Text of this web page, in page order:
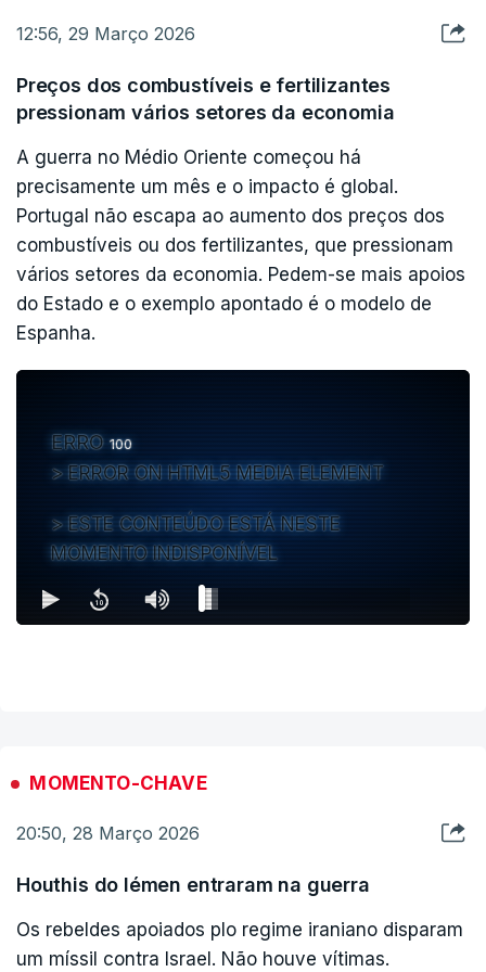
12:56, 29 Março 2026
Preços dos combustíveis e fertilizantes
pressionam vários setores da economia
A guerra no Médio Oriente começou há
precisamente um mês e o impacto é global.
Portugal não escapa ao aumento dos preços dos
combustíveis ou dos fertilizantes, que pressionam
vários setores da economia. Pedem-se mais apoios
do Estado e o exemplo apontado é o modelo de
Espanha.
ERRO100
ERROR ON HTML5 MEDIA ELEMENT
ESTE CONTEÚDO ESTÁ NESTE
MOMENTO INDISPONÍVEL
MOMENTO-CHAVE
20:50, 28 Março 2026
Houthis do Iémen entraram na guerra
Os rebeldes apoiados plo regime iraniano disparam
um míssil contra Israel. Não houve vítimas.